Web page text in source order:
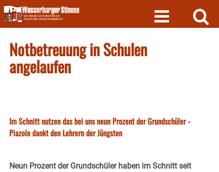
Skip
to
content
Notbetreuung in Schulen
angelaufen
Im Schnitt nutzen das bei uns neun Prozent der Grundschüler -
Piazolo dankt den Lehrern der Jüngsten
Neun Prozent der Grundschüler haben im Schnitt seit